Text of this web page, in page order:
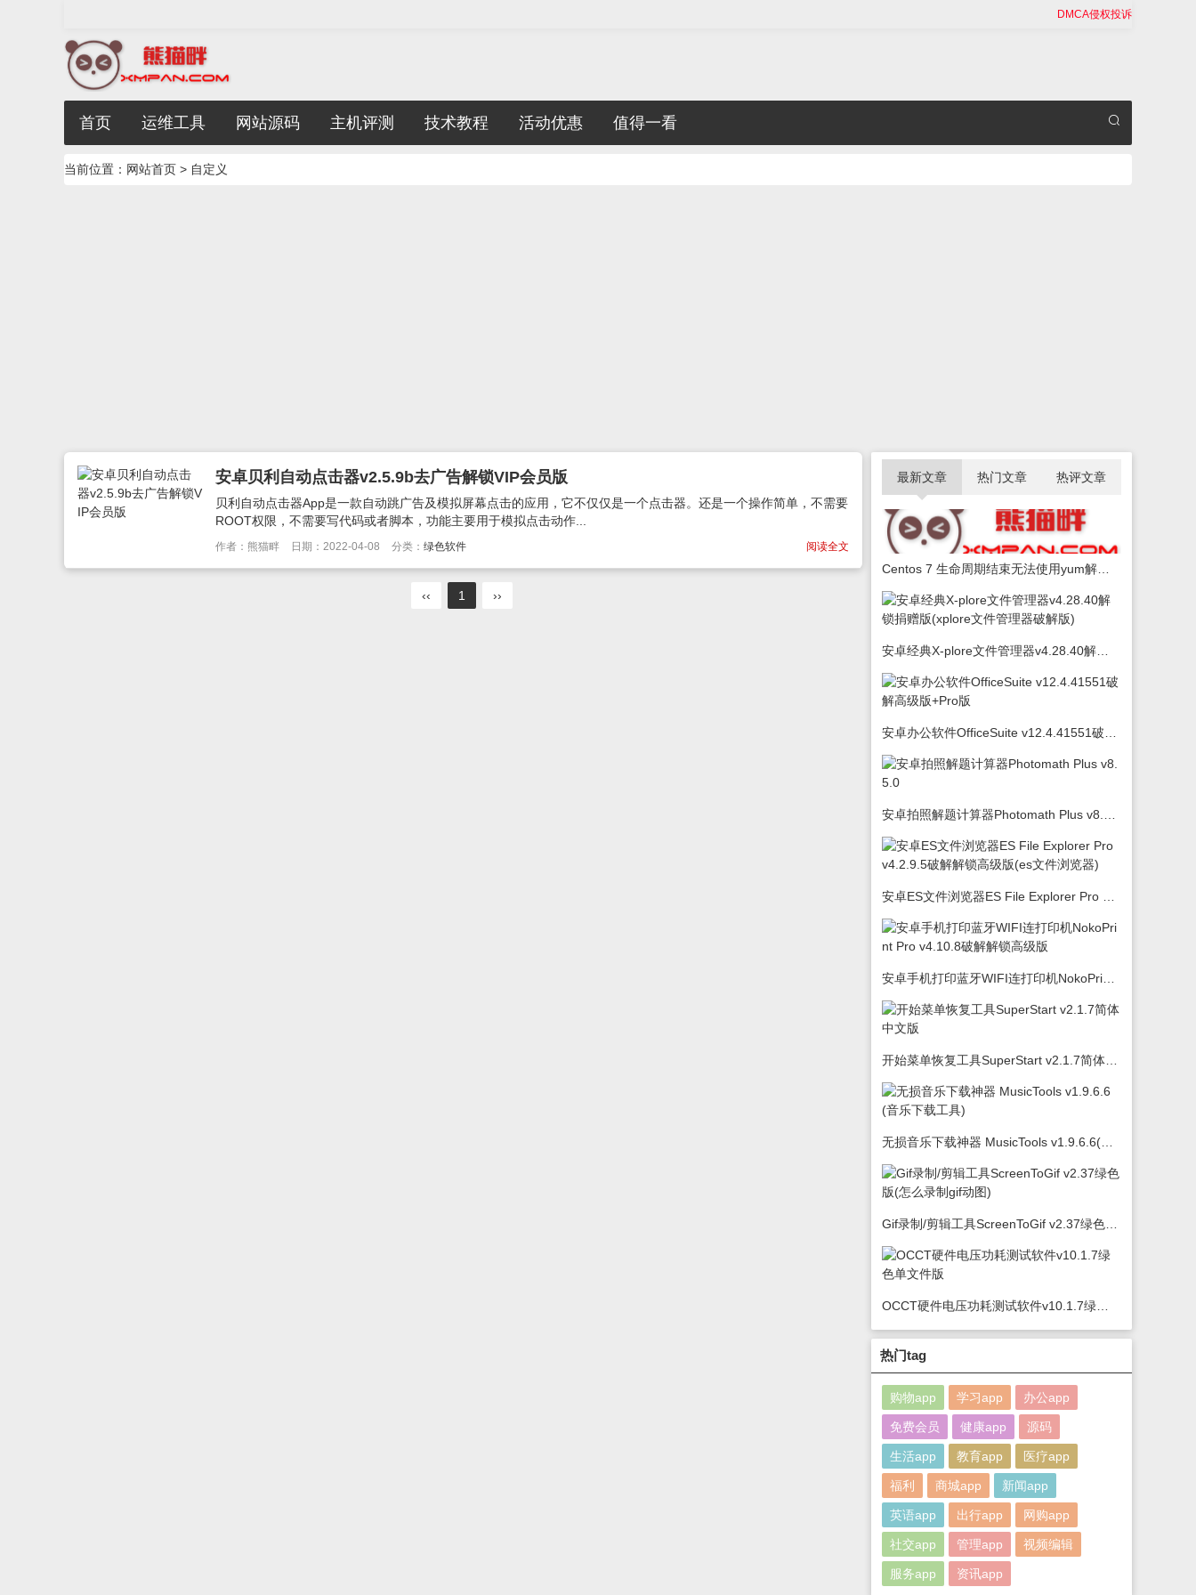
DMCA侵权投诉
首页 运维工具 网站源码 主机评测 技术教程 活动优惠 值得一看
当前位置： 网站首页 > 自定义
安卓贝利自动点击器v2.5.9b去广告解锁VIP会员版
贝利自动点击器App是一款自动跳广告及模拟屏幕点击的应用，它不仅仅是一个点击器。还是一个操作简单，不需要
ROOT权限，不需要写代码或者脚本，功能主要用于模拟点击动作...
阅读全文
作者：熊猫畔 日期：2022-04-08 分类： 绿色软件
‹‹ 1 ››
最新文章 热门文章 热评文章
热门tag
购物app 学习app 办公app
免费会员 健康app 源码
生活app 教育app 医疗app
福利 商城app 新闻app
英语app 出行app 网购app
社交app 管理app 视频编辑
服务app 资讯app